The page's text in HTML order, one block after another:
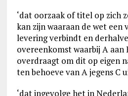
‘dat oorzaak of titel op zich
kan zijn waaraan de wet
levering verbindt en
overeenkomst waarbij A aan
overdraagt om dit op eigen
ten behoeve van A jegens C
‘dat ingevolge het in